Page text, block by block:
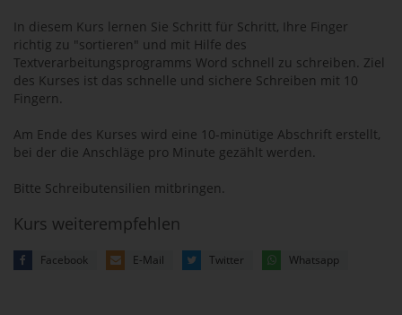
In diesem Kurs lernen Sie Schritt für Schritt, Ihre Finger
richtig zu "sortieren" und mit Hilfe des
Textverarbeitungsprogramms Word schnell zu schreiben. Ziel
des Kurses ist das schnelle und sichere Schreiben mit 10
Fingern.
Am Ende des Kurses wird eine 10-minütige Abschrift erstellt,
bei der die Anschläge pro Minute gezählt werden.
Bitte Schreibutensilien mitbringen.
Kurs weiterempfehlen
Facebook E-Mail Twitter Whatsapp